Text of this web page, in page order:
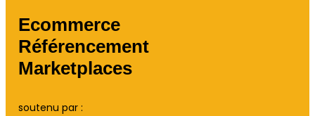
Ecommerce
Référencement
Marketplaces
soutenu par :